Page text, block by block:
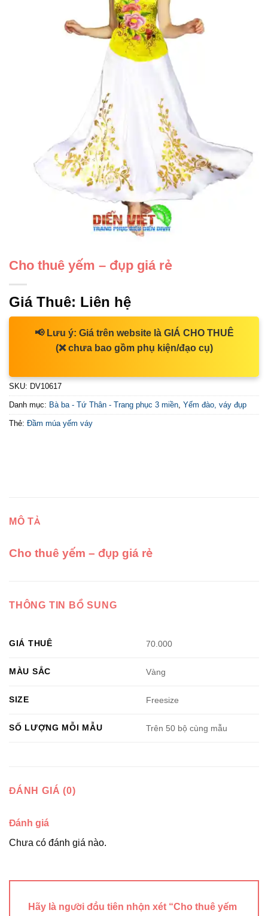
Cho thuê yếm – đụp giá rẻ
Giá Thuê: Liên hệ
📢 Lưu ý: Giá trên website là GIÁ CHO THUÊ
(❌ chưa bao gồm phụ kiện/đạo cụ)
SKU: DV10617
Danh mục: Bà ba - Tứ Thân - Trang phục 3 miền, Yếm đào, váy đụp
Thẻ: Đầm múa yếm váy
MÔ TẢ
Cho thuê yếm – đụp giá rẻ
THÔNG TIN BỔ SUNG
GIÁ THUÊ 70.000
MÀU SẮC Vàng
SIZE Freesize
SỐ LƯỢNG MỖI MẪU Trên 50 bộ cùng mẫu
ĐÁNH GIÁ (0)
Đánh giá
Chưa có đánh giá nào.
Hãy là người đầu tiên nhận xét “Cho thuê yếm